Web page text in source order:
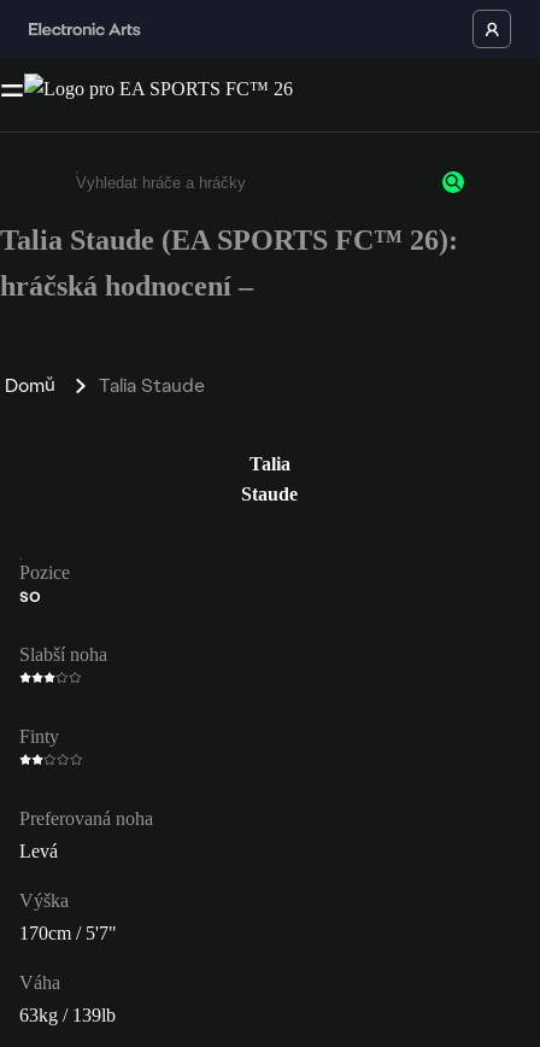
Enter a minimum of 3 characters or numbers
Talia Staude (EA SPORTS FC™ 26):
hráčská hodnocení –
Domů Talia Staude
Talia
Staude
Pozice
SO
Slabší noha
Finty
Preferovaná noha
Levá
Výška
170cm / 5'7"
Váha
63kg / 139lb